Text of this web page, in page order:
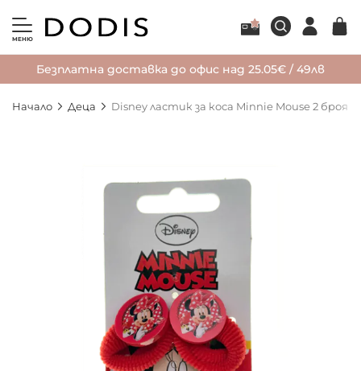
МЕНЮ
Безплатна доставка до офис над 25.05€ / 49лв
Начало Деца Disney ластик за коса Minnie Mouse 2 броя